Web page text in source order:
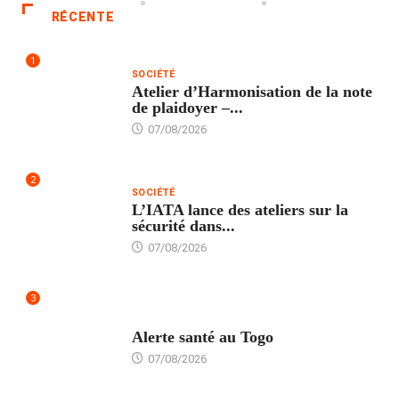
RÉCENTE
1
SOCIÉTÉ
Atelier d’Harmonisation de la note
de plaidoyer –...
07/08/2026
2
SOCIÉTÉ
L’IATA lance des ateliers sur la
sécurité dans...
07/08/2026
3
Alerte santé au Togo
07/08/2026